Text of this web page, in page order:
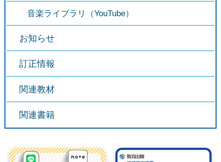
音楽ライブラリ（YouTube）
お知らせ
訂正情報
関連教材
関連書籍